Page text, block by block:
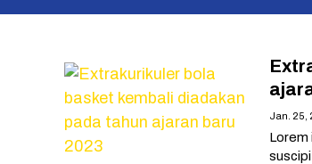
Jan. 25,
Lorem